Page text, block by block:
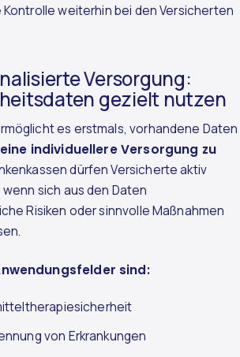
Kontrolle weiterhin bei den Versicherten
Versorgung:
gezielt nutzen
es erstmals, vorhandene Daten
individuellere Versorgung zu
dürfen Versicherte aktiv
sich aus den Daten
Risiken oder sinnvolle Maßnahmen
sind:
von Erkrankungen